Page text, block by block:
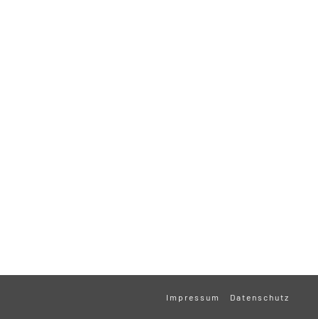
Impressum Datenschutz